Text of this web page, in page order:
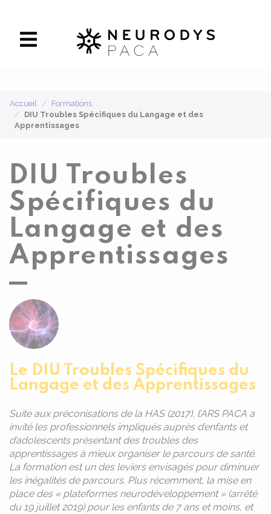
Accueil
Formations
DIU Troubles Spécifiques du Langage et des
Apprentissages
DIU Troubles
Spécifiques du
Langage et des
Apprentissages
Le DIU Troubles Spécifiques du
Langage et des Apprentissages
Suite aux préconisations de la HAS (2017), l’ARS PACA a
invité les professionnels impliqués auprès d’enfants et
d’adolescents présentant des troubles des
apprentissages à mieux organiser le parcours de santé.
La formation est un des leviers envisagés pour diminuer
les inégalités de parcours. Plus récemment, la mise en
place des « plateformes neurodéveloppement » (arrêté
du 19 juillet 2019) pour les enfants de 7 ans et moins, et